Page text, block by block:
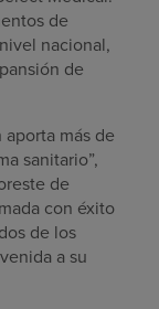
de
nacional,
de
más de
sanitario”,
de
con éxito
de los
a su